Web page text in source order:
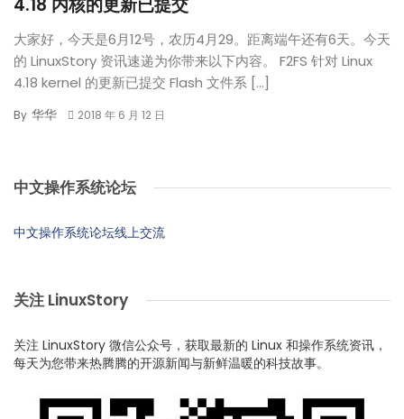
4.18 内核的更新已提交
大家好，今天是6月12号，农历4月29。距离端午还有6天。今天
的 LinuxStory 资讯速递为你带来以下内容。 F2FS 针对 Linux
4.18 kernel 的更新已提交 Flash 文件系 […]
By 华华 2018 年 6 月 12 日
中文操作系统论坛
中文操作系统论坛线上交流
关注 LinuxStory
关注 LinuxStory 微信公众号，获取最新的 Linux 和操作系统资讯，
每天为您带来热腾腾的开源新闻与新鲜温暖的科技故事。